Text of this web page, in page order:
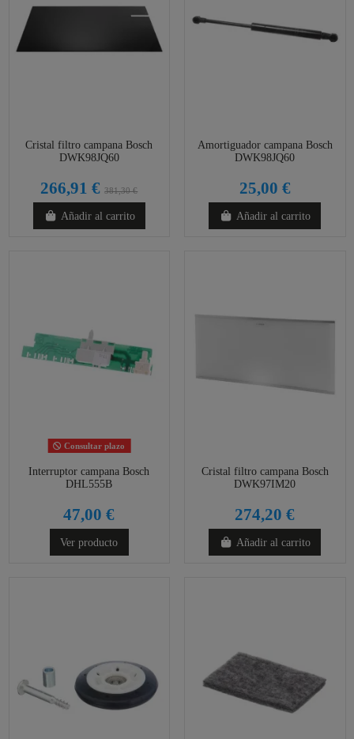
Cristal filtro campana Bosch
DWK98JQ60
266,91 €381,30 €
Añadir al carrito
Amortiguador campana Bosch
DWK98JQ60
25,00 €
Añadir al carrito
Consultar plazo
Interruptor campana Bosch
DHL555B
47,00 €
Ver producto
Cristal filtro campana Bosch
DWK97IM20
274,20 €
Añadir al carrito